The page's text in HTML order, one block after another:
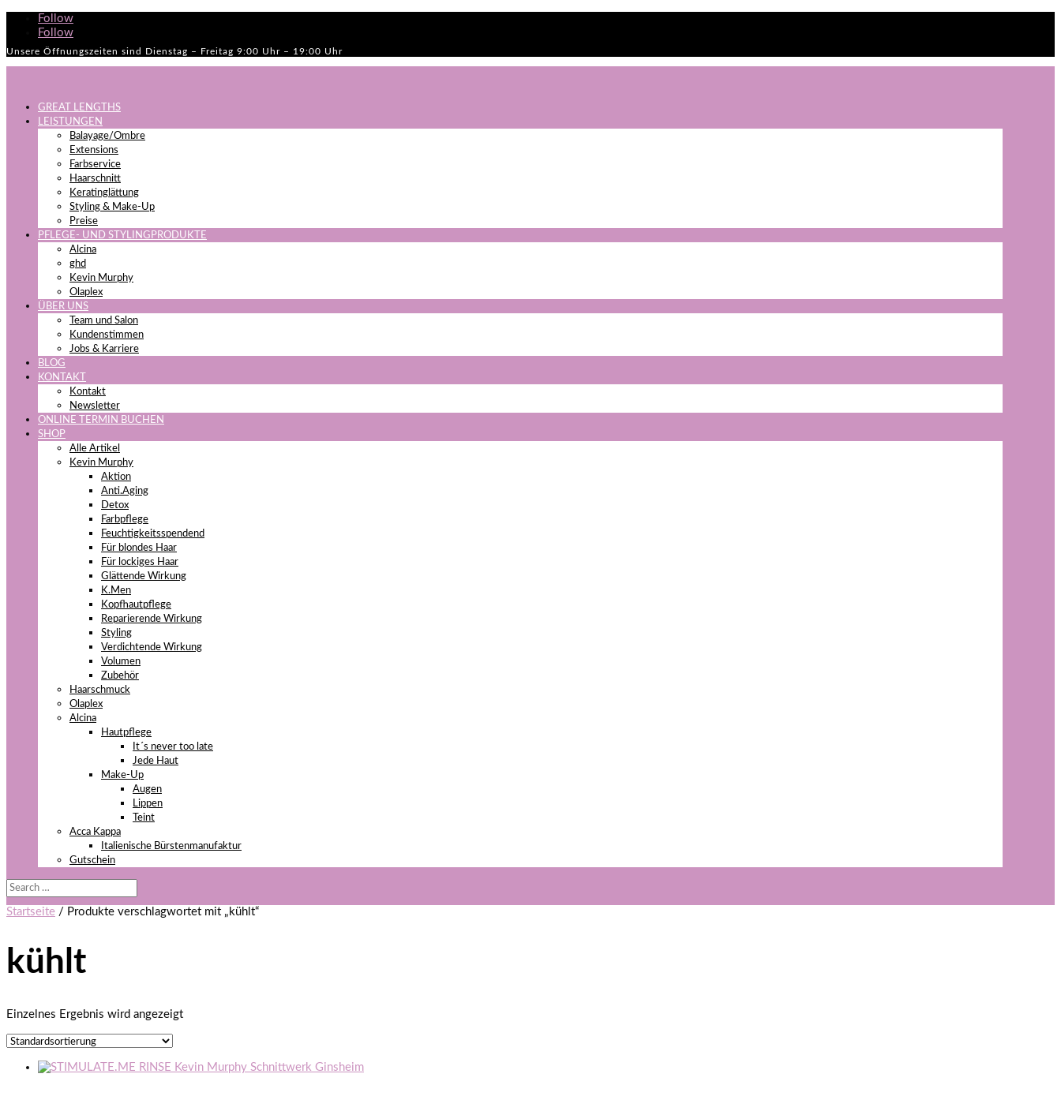
Follow
Follow
Unsere Öffnungszeiten sind Dienstag – Freitag 9:00 Uhr – 19:00 Uhr
GREAT LENGTHS
LEISTUNGEN
Balayage/Ombre
Extensions
Farbservice
Haarschnitt
Keratinglättung
Styling & Make-Up
Preise
PFLEGE- UND STYLINGPRODUKTE
Alcina
ghd
Kevin Murphy
Olaplex
ÜBER UNS
Team und Salon
Kundenstimmen
Jobs & Karriere
BLOG
KONTAKT
Kontakt
Newsletter
ONLINE TERMIN BUCHEN
SHOP
Alle Artikel
Kevin Murphy
Aktion
Anti.Aging
Detox
Farbpflege
Feuchtigkeitsspendend
Für blondes Haar
Für lockiges Haar
Glättende Wirkung
K.Men
Kopfhautpflege
Reparierende Wirkung
Styling
Verdichtende Wirkung
Volumen
Zubehör
Haarschmuck
Olaplex
Alcina
Hautpflege
It´s never too late
Jede Haut
Make-Up
Augen
Lippen
Teint
Acca Kappa
Italienische Bürstenmanufaktur
Gutschein
Startseite / Produkte verschlagwortet mit „kühlt“
kühlt
Einzelnes Ergebnis wird angezeigt